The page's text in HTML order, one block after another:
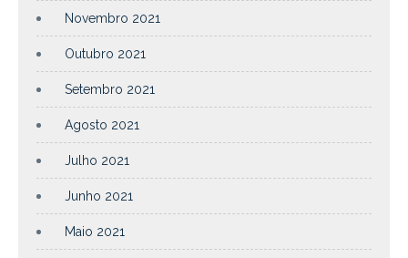
Novembro 2021
Outubro 2021
Setembro 2021
Agosto 2021
Julho 2021
Junho 2021
Maio 2021